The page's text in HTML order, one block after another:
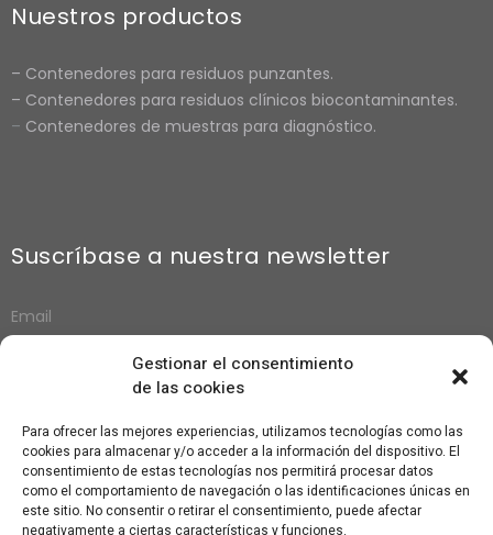
Gestionar el consentimiento
de las cookies
Para ofrecer las mejores experiencias, utilizamos tecnologías como las
cookies para almacenar y/o acceder a la información del dispositivo. El
consentimiento de estas tecnologías nos permitirá procesar datos
como el comportamiento de navegación o las identificaciones únicas en
este sitio. No consentir o retirar el consentimiento, puede afectar
negativamente a ciertas características y funciones.
Nuestros productos
– Contenedores para residuos punzantes.
– Contenedores para residuos clínicos biocontaminantes.
– Contenedores de muestras para diagnóstico.
Suscríbase a nuestra newsletter
Suscribirse